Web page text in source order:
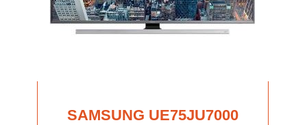
SAMSUNG UE75JU7000